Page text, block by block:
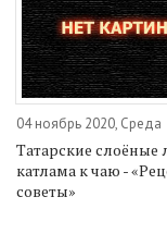
04 ноябрь 2020, Среда
Татарские слоёные
катлама к чаю -
советы»